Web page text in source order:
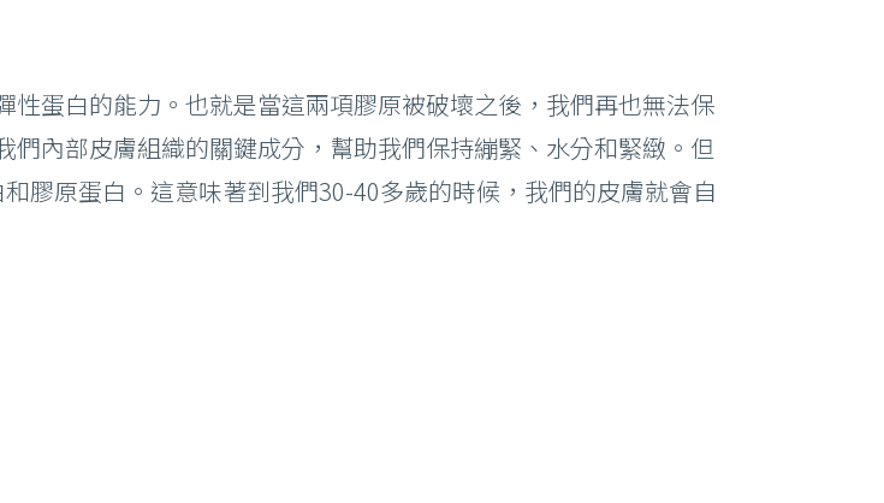
蛋白的能力。也就是當這兩項膠原被破壞之後，我們再也無法保
內部皮膚組織的關鍵成分，幫助我們保持繃緊、水分和緊緻。但
膠原蛋白。這意味著到我們30-40多歲的時候，我們的皮膚就會自